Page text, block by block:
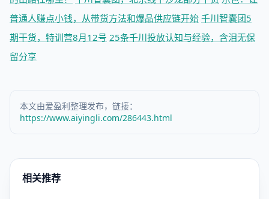
普通人赚点小钱，从带货方法和爆品供应链开始 千川智囊团5
期干货，特训营8月12号 25条千川投放认知与经验，含泪无保
留分享
本文由爱盈利整理发布，链接：
https://www.aiyingli.com/286443.html
相关推荐